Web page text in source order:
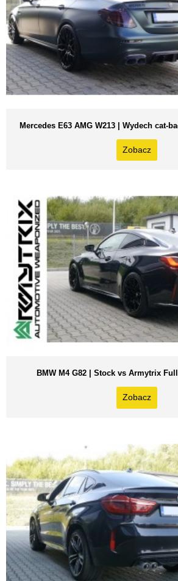
Mercedes E63 AMG W213 | Wydech cat-
Zobacz
BMW M4 G82 | Stock vs Armytrix
Zobacz